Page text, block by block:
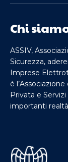
Chi
ASSIV,
Sicurezza,
Imprese
è
Privata e
importanti